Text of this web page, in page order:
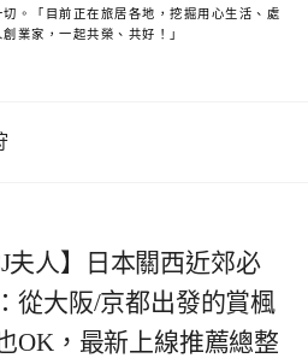
。「目前正在旅居各地，挖掘用心生活、處
業家，一起共榮、共好！」
夫人】日本關西近郊必
從大阪/京都出發的賞楓
OK，最新上線推薦總整